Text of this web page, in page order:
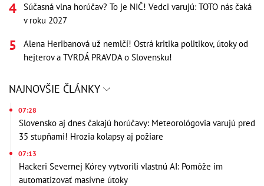
Súčasná vlna horúčav? To je NIČ! Vedci varujú: TOTO nás čaká
v roku 2027
Alena Heribanová už nemlčí! Ostrá kritika politikov, útoky od
hejterov a TVRDÁ PRAVDA o Slovensku!
NAJNOVŠIE ČLÁNKY
07:28
Slovensko aj dnes čakajú horúčavy: Meteorológovia varujú pred
35 stupňami! Hrozia kolapsy aj požiare
07:13
Hackeri Severnej Kórey vytvorili vlastnú AI: Pomôže im
automatizovať masívne útoky